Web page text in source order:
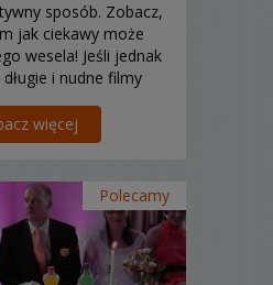
sposób. Zobacz,
jak ciekawy może
wesela! Jeśli jednak
i nudne filmy
Atrakcyjne pakiety!!!
więcej
Polecamy